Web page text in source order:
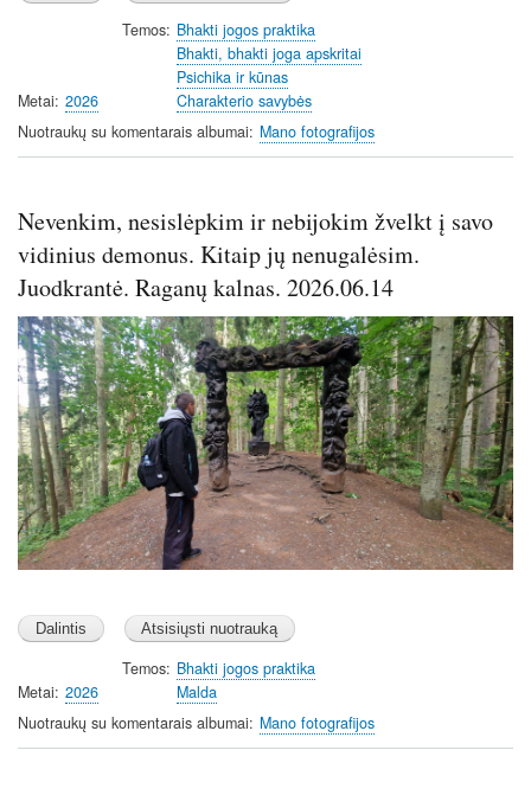
Metai 2026
Temos Bhakti jogos praktika
Bhakti, bhakti joga apskritai
Psichika ir kūnas
Charakterio savybės
Nuotraukų su komentarais albumai
Mano fotografijos
Nevenkim, nesislėpkim ir nebijokim žvelkt į savo
vidinius demonus. Kitaip jų nenugalėsim.
Juodkrantė. Raganų kalnas. 2026.06.14
Image
Metai 2026
Temos Bhakti jogos praktika
Malda
Nuotraukų su komentarais albumai
Mano fotografijos